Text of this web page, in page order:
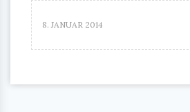
8. JANUAR 2014